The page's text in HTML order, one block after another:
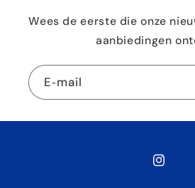
Wees de eerste die onze
aanbiedingen
E‑mail